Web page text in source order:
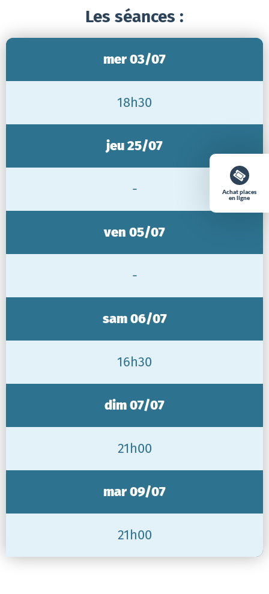
Les séances :
Achat places
en ligne
mer 03/07
18h30
jeu 25/07
-
ven 05/07
-
sam 06/07
16h30
dim 07/07
21h00
mar 09/07
21h00